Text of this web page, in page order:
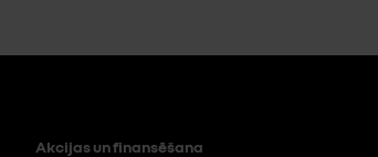
Akcijas un finansēšana